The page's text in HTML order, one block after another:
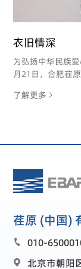
衣旧情深
为弘扬中华民族
月21日，合肥荏
更是合肥荏原精
了解更多 
荏原 (中国)
 北京市朝阳
 010-